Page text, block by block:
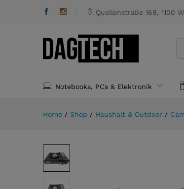
Quellenstraße 169, 1100
Notebooks, PCs & Elektronik
Home / Shop / Haushalt & Outdoor /
Imex Gaskocher